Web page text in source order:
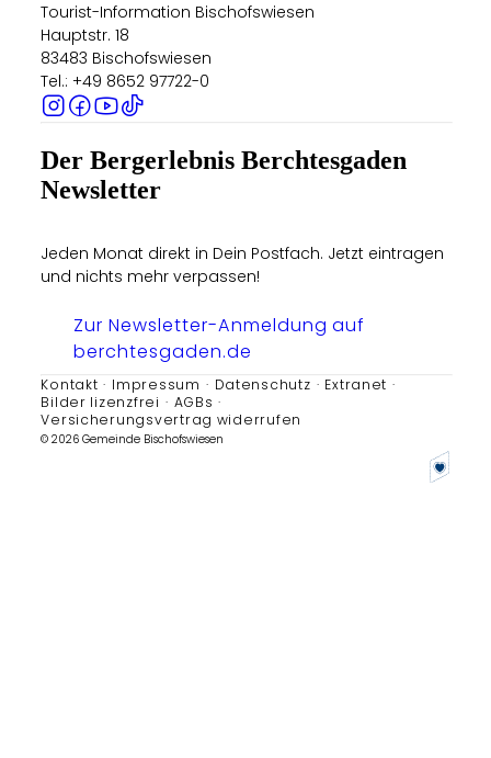
Tourist-Information Bischofswiesen
Hauptstr. 18
83483 Bischofswiesen
Tel.: +49 8652 97722-0
Der Bergerlebnis Berchtesgaden
Newsletter
Jeden Monat direkt in Dein Postfach. Jetzt eintragen
und nichts mehr verpassen!
Zur Newsletter-Anmeldung auf
berchtesgaden.de
Kontakt Impressum Datenschutz
Extranet
Bilder lizenzfrei
AGBs
Versicherungsvertrag widerrufen
© 2026 Gemeinde Bischofswiesen